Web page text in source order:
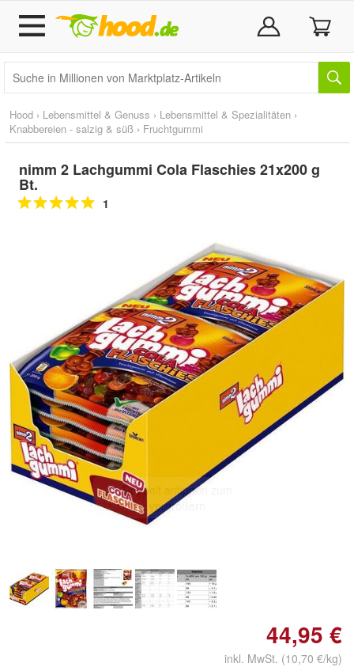
Hood › Lebensmittel & Genuss › Lebensmittel & Spezialitäten ›
Knabbereien - salzig & süß › Fruchtgummi
nimm 2 Lachgummi Cola Flaschies 21x200 g
Bt.
1
Doppelt antippen zum
vergrößern
44,95 €
inkl. MwSt. (10,70 €/kg)